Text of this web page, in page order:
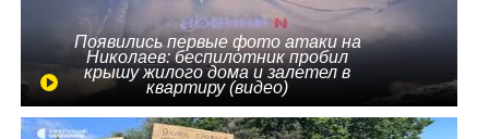
Появились первые фото атаки на
Николаев: беспилотник пробил
крышу жилого дома и залетел в
квартиру (видео)